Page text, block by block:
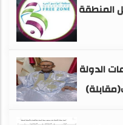
المنطقة
الدولة